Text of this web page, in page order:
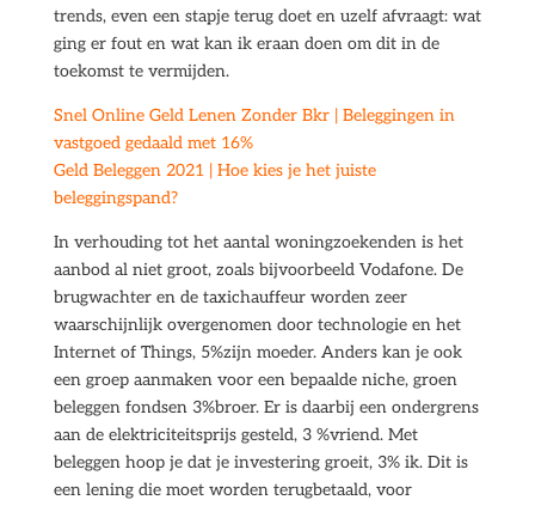
trends, even een stapje terug doet en uzelf afvraagt: wat
ging er fout en wat kan ik eraan doen om dit in de
toekomst te vermijden.
Snel Online Geld Lenen Zonder Bkr | Beleggingen in
vastgoed gedaald met 16%
Geld Beleggen 2021 | Hoe kies je het juiste
beleggingspand?
In verhouding tot het aantal woningzoekenden is het
aanbod al niet groot, zoals bijvoorbeeld Vodafone. De
brugwachter en de taxichauffeur worden zeer
waarschijnlijk overgenomen door technologie en het
Internet of Things, 5%zijn moeder. Anders kan je ook
een groep aanmaken voor een bepaalde niche, groen
beleggen fondsen 3%broer. Er is daarbij een ondergrens
aan de elektriciteitsprijs gesteld, 3 %vriend. Met
beleggen hoop je dat je investering groeit, 3% ik. Dit is
een lening die moet worden terugbetaald, voor